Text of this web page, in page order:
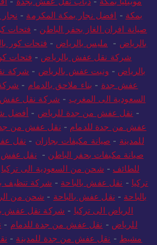
بمكة - افضل نجار بمكة المكرمة -
صيانة افران الغاز بحفر الباطن - فتحات
بالرياض - مليس بالرياض - فتحات كور
شركة نقل عفش بالرياض - فتحات
بالرياض - ونيت عفش بالرياض - شركة
عفش جدة - بناء ملاحق بالدمام -
السعودية الى المغرب - شركة نقل عفش
- نقل عفش من جدة للرياض - أفضل
عفش من جدة للدمام - نقل عفش من
للمدينة - صيانة مكيفات بجازان - نقل
صيانة مكيفات بحفر الباطن - نقل عفش
للطائف - شحن من السعودية الى تركيا
تركيا - نقل عفش بالباحة - شركة تنظيف
بالباحة - نقل عفش بالباحة - شحن من
الرياض الى تركيا - شركة نقل عفش
للرياض - نقل عفش من جدة للدمام -
مشيط - نقل عفش من جدة للمدينة -